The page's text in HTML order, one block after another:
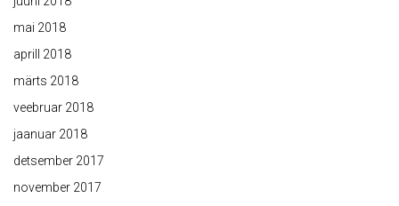
mai 2018
aprill 2018
märts 2018
veebruar 2018
jaanuar 2018
detsember 2017
november 2017